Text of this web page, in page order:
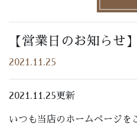
【営業日のお知らせ
2021.11.25
2021.11.25更新
いつも当店のホームページを